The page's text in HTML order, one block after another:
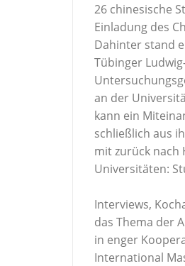
26 chinesische
Einladung des
Dahinter stand
Tübinger
an der
kann ein
schließlich aus
mit zurück nach
Universitäten:
Interviews,
das Thema der
in enger
International